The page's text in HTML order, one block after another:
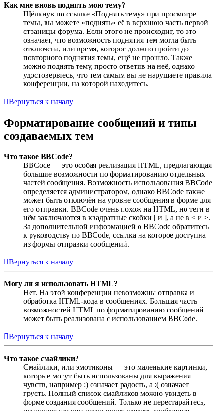
Как мне вновь поднять мою тему?
Щёлкнув по ссылке «Поднять тему» при просмотре
темы, вы можете «поднять» её в верхнюю часть первой
страницы форума. Если этого не происходит, то это
означает, что возможность поднятия тем могла быть
отключена, или время, которое должно пройти до
повторного поднятия темы, ещё не прошло. Также
можно поднять тему, просто ответив на неё, однако
удостоверьтесь, что тем самым вы не нарушаете правила
конференции, на которой находитесь.
Вернуться к началу
Форматирование сообщений и типы
создаваемых тем
Что такое BBCode?
BBCode — это особая реализация HTML, предлагающая
большие возможности по форматированию отдельных
частей сообщения. Возможность использования BBCode
определяется администратором, однако BBCode также
может быть отключён на уровне сообщения в форме для
его отправки. BBCode очень похож на HTML, но теги в
нём заключаются в квадратные скобки [ и ], а не в < и >.
За дополнительной информацией о BBCode обратитесь
к руководству по BBCode, ссылка на которое доступна
из формы отправки сообщений.
Вернуться к началу
Могу ли я использовать HTML?
Нет. На этой конференции невозможны отправка и
обработка HTML-кода в сообщениях. Большая часть
возможностей HTML по форматированию сообщений
может быть реализована с использованием BBCode.
Вернуться к началу
Что такое смайлики?
Смайлики, или эмотиконы — это маленькие картинки,
которые могут быть использованы для выражения
чувств, например :) означает радость, а :( означает
грусть. Полный список смайликов можно увидеть в
форме создания сообщений. Только не перестарайтесь,